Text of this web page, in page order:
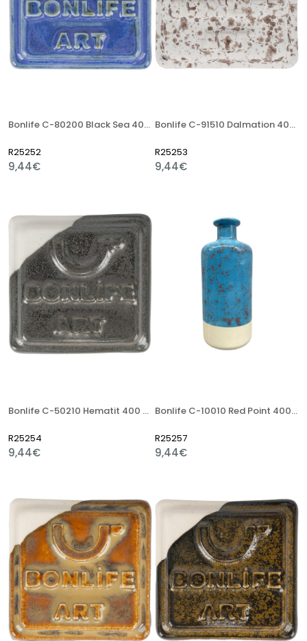
Bonlife C-80200 Black Sea 400 Gr Stoneware Artistik Sır
R25252
9,44€
Bonlife C-91510 Dalmation 400 Gr Stoneware Artistik Sır
R25253
9,44€
Bonlife C-50210 Hematit 400 Gr Stoneware Artistik Sır
R25254
9,44€
Bonlife C-10010 Red Point 400 Gr Stoneware Artistik Sır
R25257
9,44€